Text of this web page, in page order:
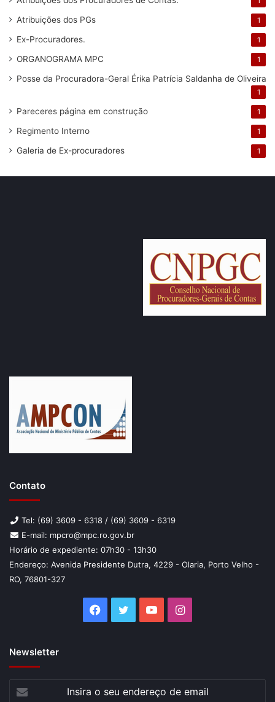
Atribuições dos PGs 1
Ex-Procuradores. 1
ORGANOGRAMA MPC 1
Posse da Procuradora-Geral Érika Patrícia Saldanha de Oliveira
1
Pareceres página em construção 1
Regimento Interno 1
Galeria de Ex-procuradores 1
Contato
Tel: (69) 3609 - 6318 / (69) 3609 - 6319
E-mail: mpcro@mpc.ro.gov.br
Horário de expediente: 07h30 - 13h30
Endereço: Avenida Presidente Dutra, 4229 - Olaria, Porto Velho -
RO, 76801-327
Facebook
TwitterYouTubeInstagram
Newsletter